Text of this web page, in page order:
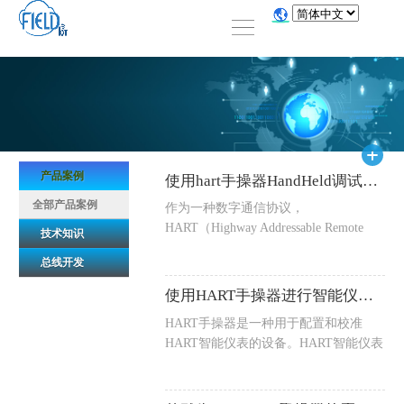
产品案例
全部产品案例
技术知识
总线开发
使用hart手操器HandHeld调试阀门定位器
作为一种数字通信协议，
HART（Highway Addressable Remote
信。手操器（Handheld Field Commun...
使用HART手操器进行智能仪表的调校
HART手操器是一种用于配置和校准
HART智能仪表的设备。HART智能仪表